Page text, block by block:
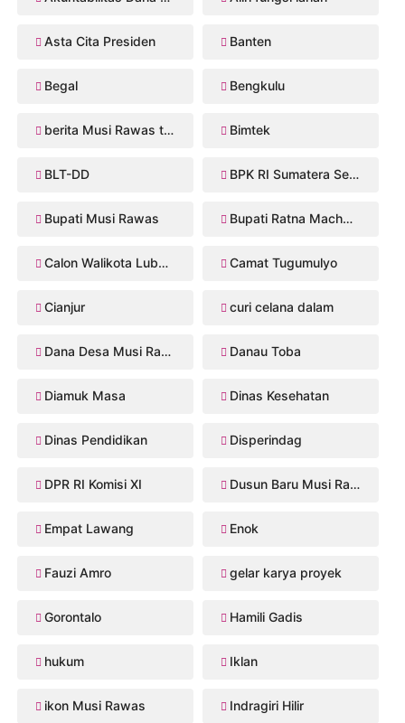
Asta Cita Presiden Banten
Begal Bengkulu
berita Musi Rawas terbaru Bimtek
BLT-DD BPK RI Sumatera Selatan
Bupati Musi Rawas Bupati Ratna Machmud
Calon Walikota Lubuklinggau Camat Tugumulyo
Cianjur curi celana dalam
Dana Desa Musi Rawas Danau Toba
Diamuk Masa Dinas Kesehatan
Dinas Pendidikan Disperindag
DPR RI Komisi XI Dusun Baru Musi Rawas
Empat Lawang Enok
Fauzi Amro gelar karya proyek
Gorontalo Hamili Gadis
hukum Iklan
ikon Musi Rawas Indragiri Hilir